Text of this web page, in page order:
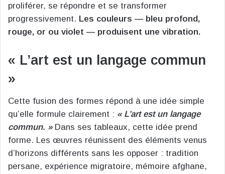
proliférer, se répondre et se transformer
progressivement. Les couleurs — bleu profond,
rouge, or ou violet — produisent une vibration.
« L’art est un langage commun
»
Cette fusion des formes répond à une idée simple
qu’elle formule clairement : « L’art est un langage
commun. »Dans ses tableaux, cette idée prend
forme. Les œuvres réunissent des éléments venus
d’horizons différents sans les opposer : tradition
persane, expérience migratoire, mémoire afghane,